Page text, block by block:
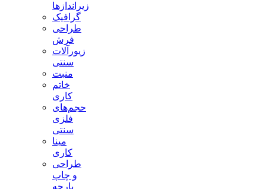
زیراندازها
گرافیک
طراحی
فرش
زیورآلات
سنتی
منبت
خاتم
کاری
حجم‌های
فلزی
سنتی
مینا
کاری
طراحی
و چاپ
پارچه